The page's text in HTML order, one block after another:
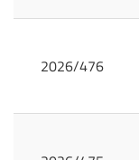
2026/476